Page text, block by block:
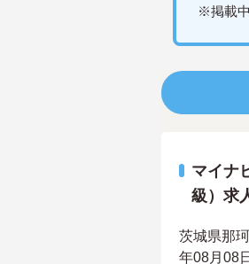
※掲載
マイナ
級）求
茨城県那
年08月08